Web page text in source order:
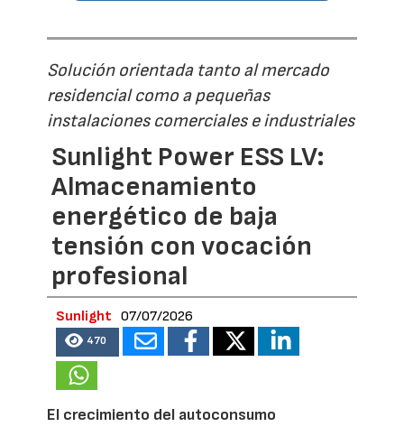
Solución orientada tanto al mercado
residencial como a pequeñas
instalaciones comerciales e industriales
Sunlight Power ESS LV:
Almacenamiento
energético de baja
tensión con vocación
profesional
Sunlight 07/07/2026
470
El crecimiento del autoconsumo